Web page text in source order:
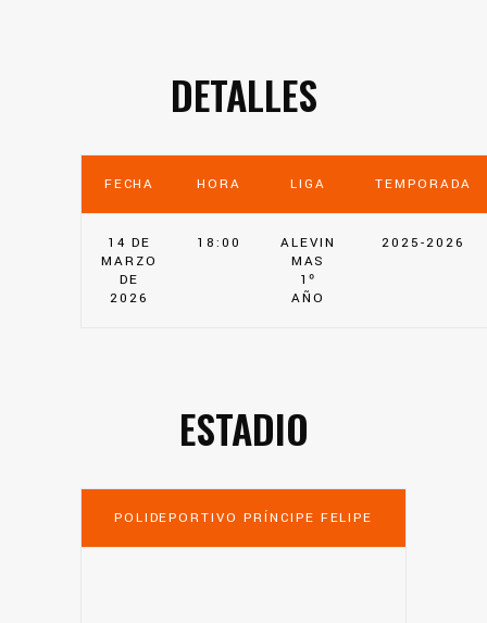
DETALLES
FECHA HORA LIGA TEMPORADA
14 DE
MARZO
DE
2026
18:00
ALEVIN
MAS
1º
AÑO
2025-2026
ESTADIO
POLIDEPORTIVO PRÍNCIPE FELIPE